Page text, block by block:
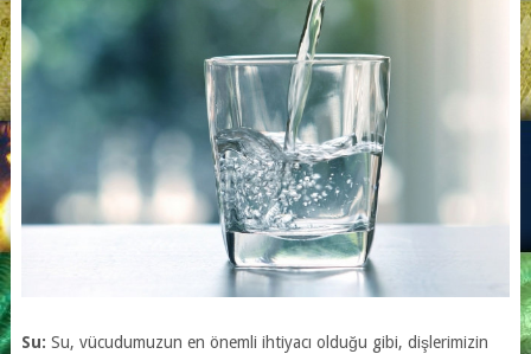
Su: Su, vücudumuzun en önemli ihtiyacı olduğu gibi, dişlerimizin